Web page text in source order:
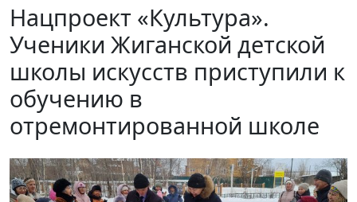
Нацпроект «Культура».
Ученики Жиганской детской
школы искусств приступили к
обучению в
отремонтированной школе